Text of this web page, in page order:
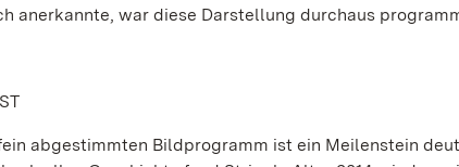
anerkannte, war diese Darstellung durchaus
abgestimmten Bildprogramm ist ein Meilenstein